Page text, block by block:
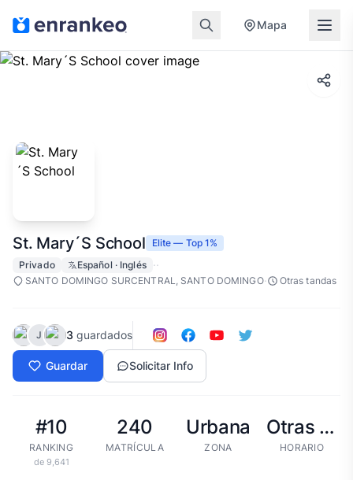
Mapa
St. Mary´S School
Elite — Top 1%
Privado
Español · Inglés ··
SANTO DOMINGO SURCENTRAL, SANTO DOMINGO· Otras tandas
J 3 guardados
Guardar Solicitar Info
#10
RANKING
de 9,641
240
MATRÍCULA
Urbana
ZONA
Otras tandas
HORARIO